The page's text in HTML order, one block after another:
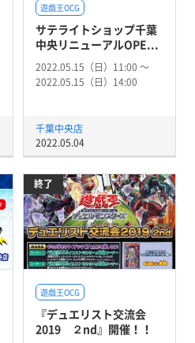
遊戯王OCG
サテライトショップ千葉
中央リニューアルOPE...
2022.05.15（日）11:00 〜
2022.05.15（日）14:00
千葉中央店
2022.05.04
終了
遊戯王OCG
『デュエリスト交流会
2019 ２nd』開催！！